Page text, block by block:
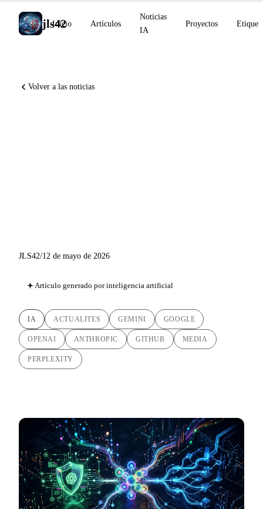
jls42
Inicio Artículos
Noticias
IA
Proyectos
Volver a las noticias
JLS42/12 de mayo de 2026
Artículo generado por inteligencia artificial
IA ACTUALITES GEMINI GOOGLE
OPENAI ANTHROPIC GITHUB MEDIA
PERPLEXITY